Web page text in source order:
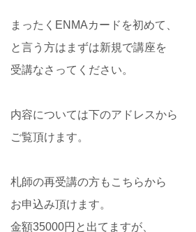
まったくENMAカードを初めて、
と言う方はまずは新規で講座を
受講なさってください。
内容については下のアドレスから
ご覧頂けます。
札師の再受講の方もこちらから
お申込み頂けます。
金額35000円と出てますが、